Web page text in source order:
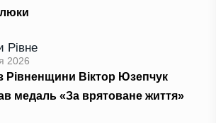
Рівне
2026
Рівненщини Віктор Юзепчук
медаль «За врятоване життя»